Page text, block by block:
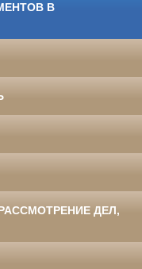
В
ДЕЛ,